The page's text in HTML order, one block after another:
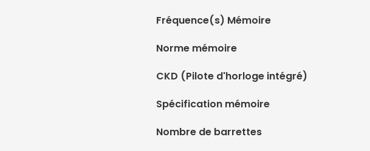
Fréquence(s) Mémoire
Norme mémoire
CKD (Pilote d'horloge intégré)
Spécification mémoire
Nombre de barrettes